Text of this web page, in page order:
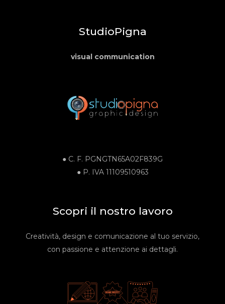
StudioPigna
visual communication
● C. F. PGNGTN65A02F839G
● P. IVA 11109510963
Scopri il nostro lavoro
Creatività, design e comunicazione al tuo servizio,
con passione e attenzione ai dettagli.